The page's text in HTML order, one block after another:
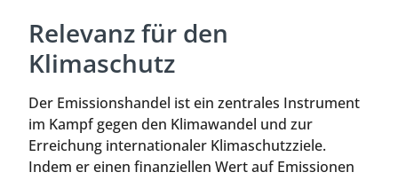
Relevanz für den
Klimaschutz
Der Emissionshandel ist ein zentrales Instrument
im Kampf gegen den Klimawandel und zur
Erreichung internationaler Klimaschutzziele.
Indem er einen finanziellen Wert auf Emissionen